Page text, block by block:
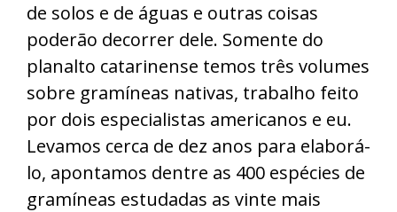
de solos e de águas e outras coisas
poderão decorrer dele. Somente do
planalto catarinense temos três volumes
sobre gramíneas nativas, trabalho feito
por dois especialistas americanos e eu.
Levamos cerca de dez anos para elaborá-
lo, apontamos dentre as 400 espécies de
gramíneas estudadas as vinte mais